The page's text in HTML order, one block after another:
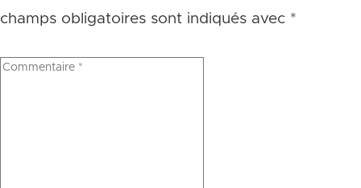
champs obligatoires sont indiqués avec *